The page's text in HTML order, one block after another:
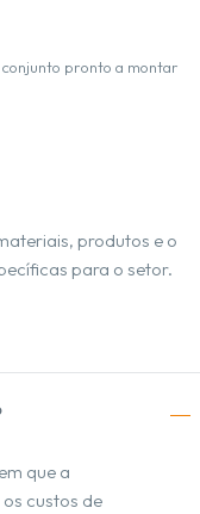
pronto a montar
produtos e o
para o setor.
que a
custos de